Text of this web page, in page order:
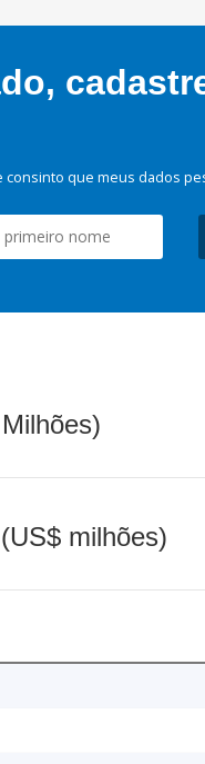
que meus dados
milhões)